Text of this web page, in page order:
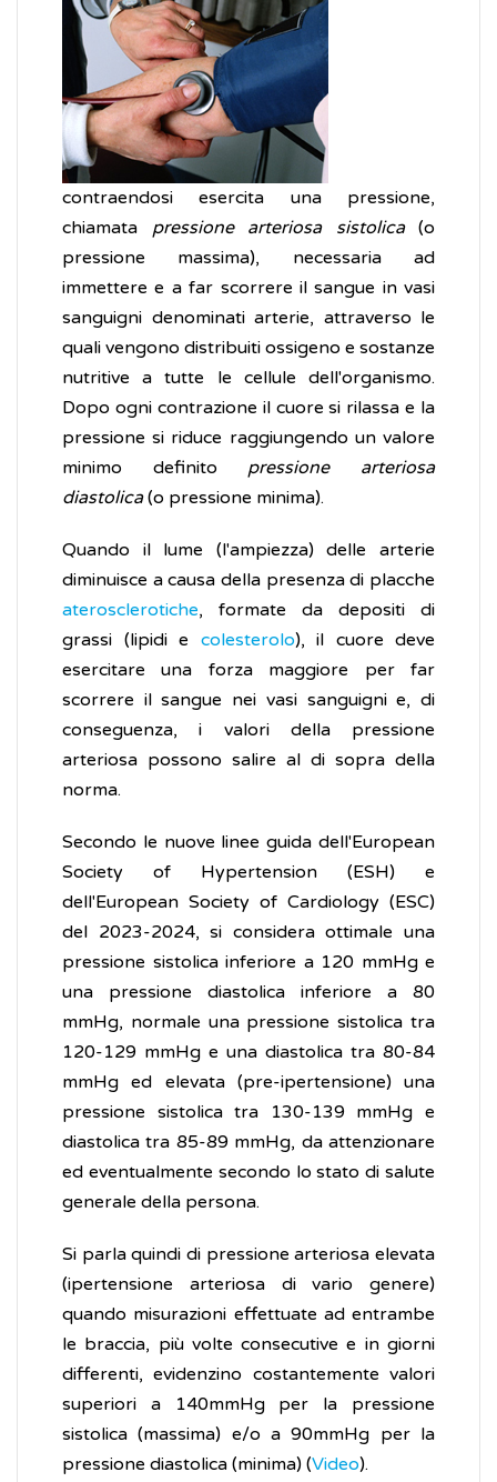
contraendosi esercita una pressione,
chiamata pressione arteriosa sistolica(o
pressione massima), necessaria ad
immettere e a far scorrere il sangue in vasi
sanguigni denominati arterie, attraverso le
quali vengono distribuiti ossigeno e sostanze
nutritive a tutte le cellule dell'organismo.
Dopo ogni contrazione il cuore si rilassa e la
pressione si riduce raggiungendo un valore
minimo definito pressione arteriosa
diastolica(o pressione minima).
Quando il lume (l'ampiezza) delle arterie
diminuisce a causa della presenza di placche
aterosclerotiche, formate da depositi di
grassi (lipidi e colesterolo), il cuore deve
esercitare una forza maggiore per far
scorrere il sangue nei vasi sanguigni e, di
conseguenza, i valori della pressione
arteriosa possono salire al di sopra della
norma.
Secondo le nuove linee guida dell'European
Society of Hypertension (ESH) e
dell'European Society of Cardiology (ESC)
del 2023-2024, si considera ottimale una
pressione sistolica inferiore a 120 mmHg e
una pressione diastolica inferiore a 80
mmHg, normale una pressione sistolica tra
120-129 mmHg e una diastolica tra 80-84
mmHg ed elevata (pre-ipertensione) una
pressione sistolica tra 130-139 mmHg e
diastolica tra 85-89 mmHg, da attenzionare
ed eventualmente secondo lo stato di salute
generale della persona.
Si parla quindi di pressione arteriosa elevata
(ipertensione arteriosa di vario genere)
quando misurazioni effettuate ad entrambe
le braccia, più volte consecutive e in giorni
differenti, evidenzino costantemente valori
superiori a 140mmHg per la pressione
sistolica (massima) e/o a 90mmHg per la
pressione diastolica (minima) (Video).